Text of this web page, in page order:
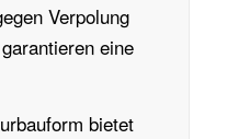
Verpolung
eine
bietet